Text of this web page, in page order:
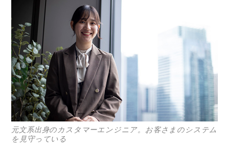
元文系出身のカスタマーエンジニア。お客さまのシステム
を見守っている